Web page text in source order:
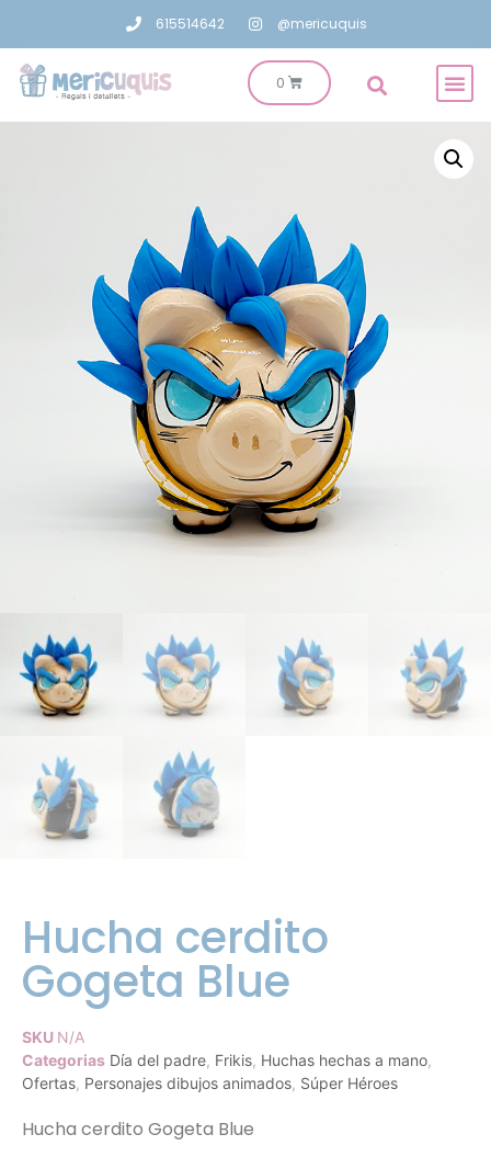
615514642 @mericuquis
Hucha cerdito
Gogeta Blue
SKU N/A
Categorias Día del padre, Frikis, Huchas hechas a mano,
Ofertas, Personajes dibujos animados, Súper Héroes
Hucha cerdito Gogeta Blue